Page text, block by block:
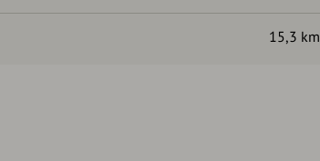
15,3 km